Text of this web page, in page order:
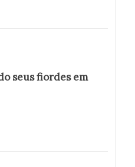
seus fiordes em